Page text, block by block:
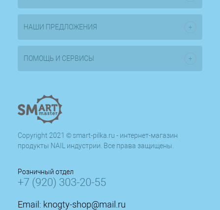
НАШИ ПРЕДЛОЖЕНИЯ
ПОМОЩЬ И СЕРВИСЫ
Copyright 2021 © smart-pilka.ru - интернет-магазин
продукты NAIL индустрии. Все права защищены.
Розничный отдел
+7 (920) 303-20-55
Email: knogty-shop@mail.ru